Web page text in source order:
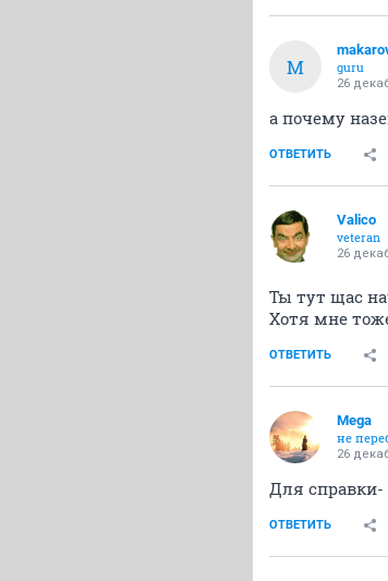
M
guru
26
а почему
ОТВЕТИТЬ
Valico
veteran
26
Ты тут щас
Хотя мне
ОТВЕТИТЬ
Mega
не
26
Для справки-
ОТВЕТИТЬ